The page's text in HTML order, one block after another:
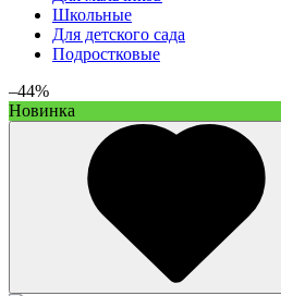
Школьные
Для детского сада
Подростковые
–44%
Новинка